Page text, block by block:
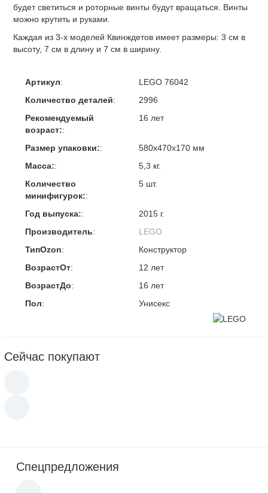
будет светиться и роторные винты будут вращаться. Винты
можно крутить и руками.
Каждая из 3-х моделей Квинждетов имеет размеры: 3 см в
высоту, 7 см в длину и 7 см в ширину.
Артикул:
LEGO 76042
Количество деталей:
2996
Рекомендуемый
возраст::
16 лет
Размер упаковки::
580х470х170 мм
Масса::
5,3 кг.
Количество
минифигурок::
5 шт.
Год выпуска::
2015 г.
Производитель:
LEGO
ТипOzon:
Конструктор
ВозрастОт:
12 лет
ВозрастДо:
16 лет
Пол: Унисекс
Сейчас покупают
Спецпредложения